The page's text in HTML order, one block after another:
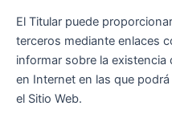
El Titular puede
terceros mediante enlaces
informar sobre la
en Internet en las que
el Sitio Web.